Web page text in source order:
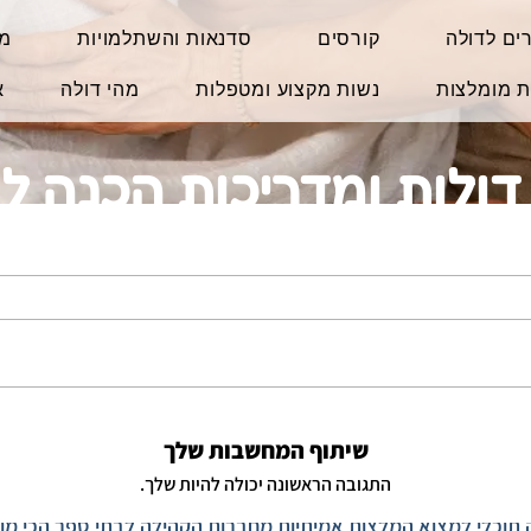
לדולה קורסים סדנאות והשתלמויות
מומלצות נשות מקצוע ומטפלות מהי דולה
ומדריכות הכנה
שוקלת ללמוד להיות דולה ?
הגעת למקום הנכון
תמצאי את הבתי ספר הכי איכותיים ללימוד מקצוע זה -
שיתוף המחשבות שלך
התגובה הראשונה יכולה להיות שלך.